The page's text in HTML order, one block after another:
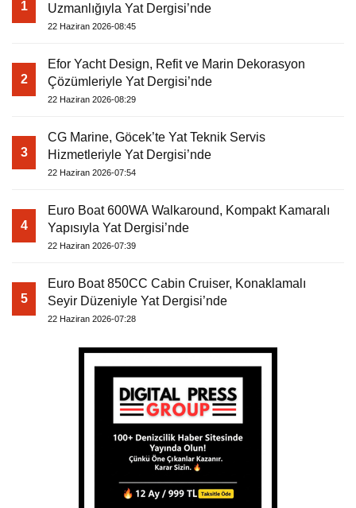
1
Uzmanlığıyla Yat Dergisi’nde
22 Haziran 2026-08:45
2
Efor Yacht Design, Refit ve Marin Dekorasyon
Çözümleriyle Yat Dergisi’nde
22 Haziran 2026-08:29
3
CG Marine, Göcek’te Yat Teknik Servis
Hizmetleriyle Yat Dergisi’nde
22 Haziran 2026-07:54
4
Euro Boat 600WA Walkaround, Kompakt Kamaralı
Yapısıyla Yat Dergisi’nde
22 Haziran 2026-07:39
5
Euro Boat 850CC Cabin Cruiser, Konaklamalı
Seyir Düzeniyle Yat Dergisi’nde
22 Haziran 2026-07:28